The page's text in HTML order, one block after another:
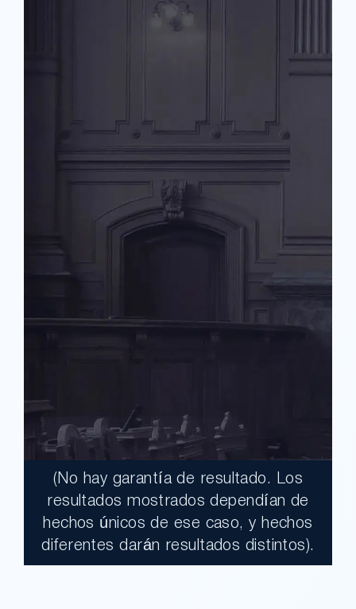
$17,900,000.00
Un jurado declaró al Condado de Los
(No hay garantía de resultado. Los
resultados mostrados dependían de
hechos únicos de ese caso, y hechos
diferentes darán resultados distintos).